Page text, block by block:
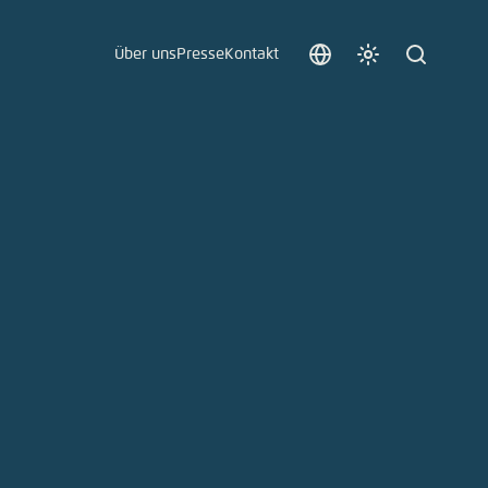
SpracheFarbschema
Suche
Über uns PresseKontakt